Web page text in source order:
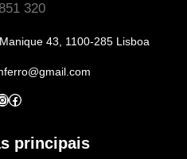
320
43, 1100-285 Lisboa
Facebook
principais